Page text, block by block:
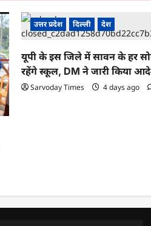
उत्तर प्रदेश दिल्ली देश
यूपी के इस जिले में सावन के हर
रहेंगे स्कूल, DM ने जारी किया
Sarvoday Times 4 days ago